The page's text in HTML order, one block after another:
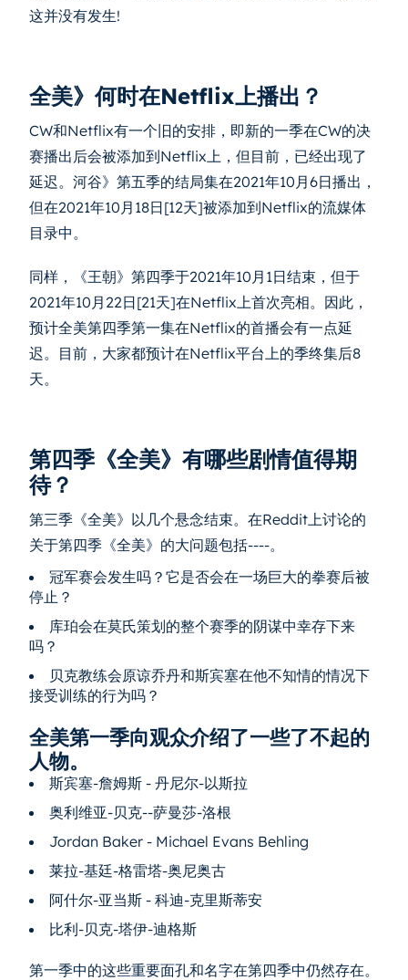
这并没有发生!
全美》何时在Netflix上播出？
CW和Netflix有一个旧的安排，即新的一季在CW的决
赛播出后会被添加到Netflix上，但目前，已经出现了
延迟。河谷》第五季的结局集在2021年10月6日播出，
但在2021年10月18日[12天]被添加到Netflix的流媒体
目录中。
同样，《王朝》第四季于2021年10月1日结束，但于
2021年10月22日[21天]在Netflix上首次亮相。因此，
预计全美第四季第一集在Netflix的首播会有一点延
迟。目前，大家都预计在Netflix平台上的季终集后8
天。
第四季《全美》有哪些剧情值得期
待？
第三季《全美》以几个悬念结束。在Reddit上讨论的
关于第四季《全美》的大问题包括----。
冠军赛会发生吗？它是否会在一场巨大的拳赛后被
停止？
库珀会在莫氏策划的整个赛季的阴谋中幸存下来
吗？
贝克教练会原谅乔丹和斯宾塞在他不知情的情况下
接受训练的行为吗？
全美第一季向观众介绍了一些了不起的
人物。
斯宾塞-詹姆斯 - 丹尼尔-以斯拉
奥利维亚-贝克--萨曼莎-洛根
Jordan Baker - Michael Evans Behling
莱拉-基廷-格雷塔-奥尼奥古
阿什尔-亚当斯 - 科迪-克里斯蒂安
比利-贝克-塔伊-迪格斯
第一季中的这些重要面孔和名字在第四季中仍然存在。